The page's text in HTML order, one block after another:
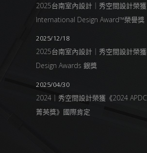
2025台南室內設計｜秀空間設計榮獲
International Design Award™榮譽獎
2025/12/18
2025台南室內設計｜秀空間設計榮獲
Design Awards 銀獎
2025/04/30
2024｜秀空間設計榮獲《2024
菁英獎》國際肯定